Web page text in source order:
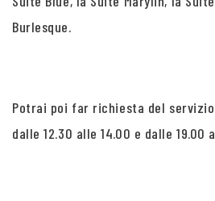
Burlesque.
Potrai poi far richiesta del
dalle 12.30 alle 14.00 e dalle 19.00